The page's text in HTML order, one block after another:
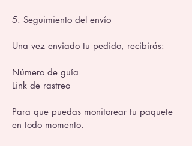
5. Seguimiento del envío
Una vez enviado tu pedido, recibirás:
Número de guía
Link de rastreo
Para que puedas monitorear tu paquete
en todo momento.